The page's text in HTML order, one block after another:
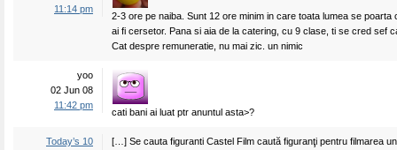
11:14 pm
2-3 ore pe naiba. Sunt 12 ore minim in care toata lumea se poarta
ai fi cersetor. Pana si aia de la catering, cu 9 clase, ti se cred sef
Cat despre remuneratie, nu mai zic. un nimic
yoo
02 Jun 08
11:42 pm
cati bani ai luat ptr anuntul asta>?
Today’s 10
[…] Se cauta figuranti Castel Film caută figuranţi pentru filmarea